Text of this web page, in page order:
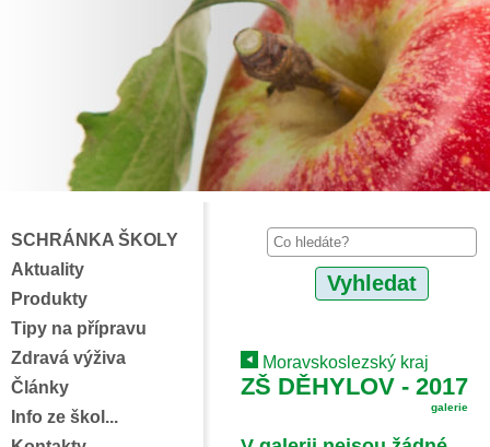
SCHRÁNKA ŠKOLY
Aktuality
Produkty
Tipy na přípravu
Zdravá výživa
Články
Info ze škol...
Moravskoslezský kraj
ZŠ DĚHYLOV - 2017
galerie